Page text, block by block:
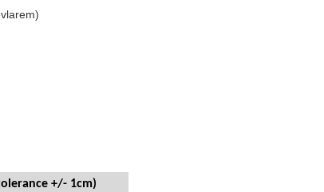
+/- 1cm)